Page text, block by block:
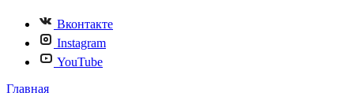
Вконтакте
Instagram
YouTube
Главная